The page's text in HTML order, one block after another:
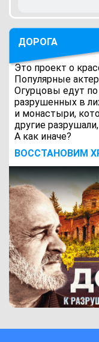
ДОРОГА
Это проект о
Популярные
Огурцовы едут по
разрушенных в
и монастыри,
другие
А как иначе?
ВОCСТАНОВИМ